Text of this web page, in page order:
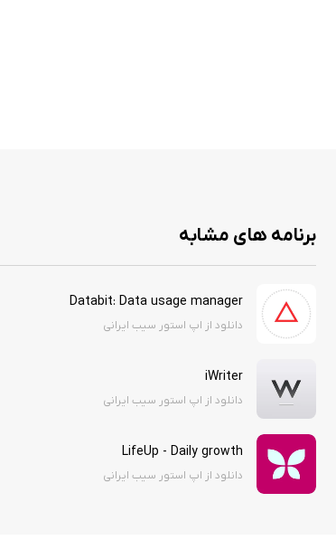
برنامه های مشابه
Databit: Data usage manager
دانلود از اپ استور سیب ایرانی
iWriter
دانلود از اپ استور سیب ایرانی
LifeUp - Daily growth
دانلود از اپ استور سیب ایرانی